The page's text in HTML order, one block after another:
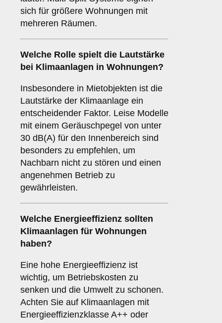
sich für größere Wohnungen mit
mehreren Räumen.
Welche Rolle spielt die Lautstärke
bei Klimaanlagen in Wohnungen?
Insbesondere in Mietobjekten ist die
Lautstärke der Klimaanlage ein
entscheidender Faktor. Leise Modelle
mit einem Geräuschpegel von unter
30 dB(A) für den Innenbereich sind
besonders zu empfehlen, um
Nachbarn nicht zu stören und einen
angenehmen Betrieb zu
gewährleisten.
Welche Energieeffizienz sollten
Klimaanlagen für Wohnungen
haben?
Eine hohe Energieeffizienz ist
wichtig, um Betriebskosten zu
senken und die Umwelt zu schonen.
Achten Sie auf Klimaanlagen mit
Energieeffizienzklasse A++ oder